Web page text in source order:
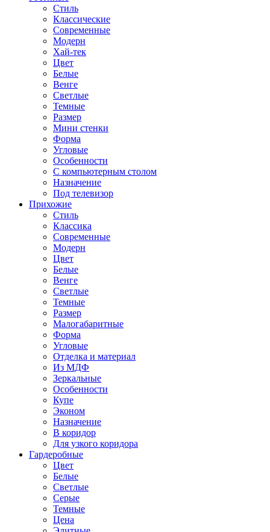
Стиль
Классические
Современные
Модерн
Хай-тек
Цвет
Белые
Венге
Светлые
Темные
Размер
Мини стенки
Форма
Угловые
Особенности
С компьютерным столом
Назначение
Под телевизор
Прихожие
Стиль
Классика
Современные
Модерн
Цвет
Белые
Венге
Светлые
Темные
Размер
Малогабаритные
Форма
Угловые
Отделка и материал
Из МДФ
Зеркальные
Особенности
Купе
Эконом
Назначение
В коридор
Для узкого коридора
Гардеробные
Цвет
Белые
Светлые
Серые
Темные
Цена